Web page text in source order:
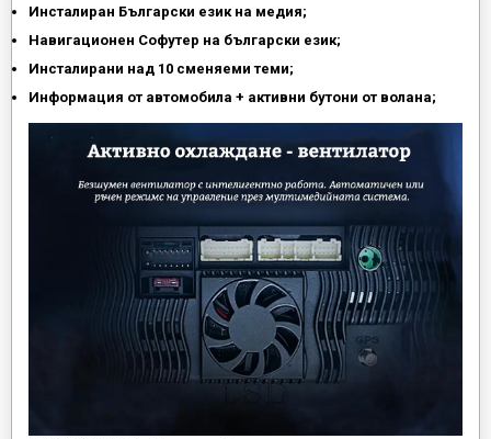
Инсталиран Български език на медия;
Навигационен Софутер на български език;
Инсталирани над 10 сменяеми теми;
Информация от автомобила + активни бутони от волана;